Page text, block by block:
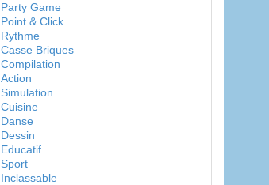
Party Game
Point & Click
Rythme
Casse Briques
Compilation
Action
Simulation
Cuisine
Danse
Dessin
Educatif
Sport
Inclassable